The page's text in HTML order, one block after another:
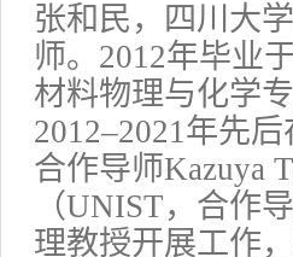
张和民， 四川大
师。 2012年毕业
材料物理与化学
2012–2021年先
合作导师Kazuya
（UNIST，合作
理教授开展工作